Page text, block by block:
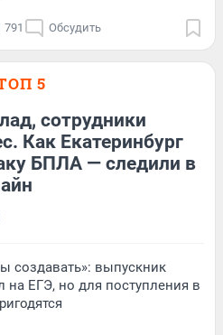
791 Обсудить
5
сотрудники
Как Екатеринбург
БПЛА — следили в
создавать»: выпускник
на ЕГЭ, но для поступления в